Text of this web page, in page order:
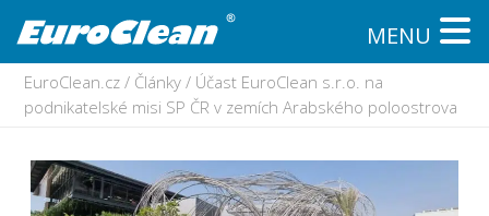
MENU
EuroClean.cz / Články / Účast EuroClean s.r.o. na
podnikatelské misi SP ČR v zemích Arabského poloostrova